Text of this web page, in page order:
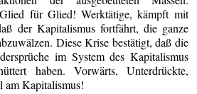
für Glied! Werktätige, kämpft mit
der Kapitalismus fortfährt, die ganze
Diese Krise bestätigt, daß die
im System des Kapitalismus
haben. Vorwärts, Unterdrückte,
am Kapitalismus!